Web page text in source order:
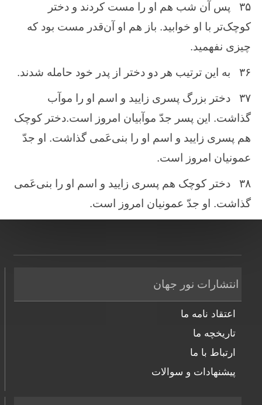
۳۵
پس آن ‌شب ‌هم ‌او را مست‌ كردند و دختر
كوچک‌تر با او خوابید. باز هم‌ او آن‌قدر مست ‌بود كه
‌چیزی نفهمید.
۳۶ به‌ این‌ ترتیب ‌هر دو دختر از پدر خود حامله‌ شدند.
۳۷
دختر بزرگ ‌پسری زایید و اسم‌ او را موآب
‌گذاشت‌. این ‌پسر جدّ موآبیان‌ امروز است‌.دختر كوچک‌
هم ‌پسری زایید و اسم ‌او را بنی‌عَمی گذاشت‌. او جدّ
عمونیان ‌امروز است‌.
۳۸
دختر كوچک‌ هم ‌پسری زایید و اسم ‌او را بنی‌عَمی
گذاشت‌. او جدّ عمونیان ‌امروز است‌.
انتشارات نور جهان
اعتقاد نامه ما
تاریخچه ما
ارتباط با ما
پیشنهادات و سوالات